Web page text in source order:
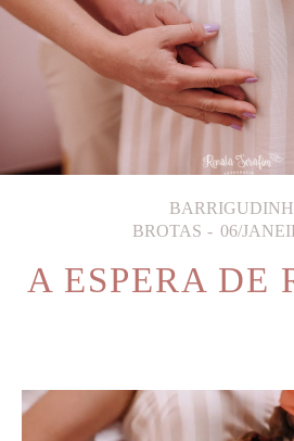
BROTAS
06/
A ESPERA DE